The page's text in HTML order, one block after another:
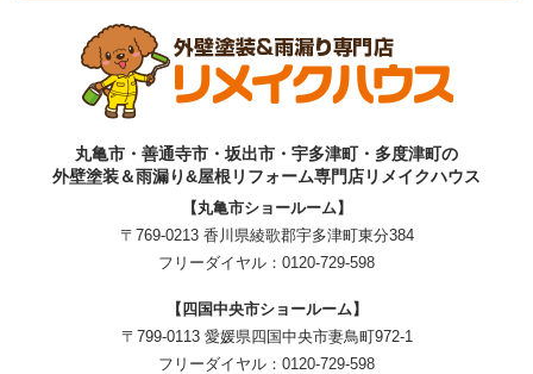
丸亀市・善通寺市・坂出市・宇多津町・多度津町の
外壁塗装＆雨漏り&屋根リフォーム専門店リメイクハウス
【丸亀市ショールーム】
〒769-0213 香川県綾歌郡宇多津町東分384
フリーダイヤル： 0120-729-598
【四国中央市ショールーム】
〒799-0113 愛媛県四国中央市妻鳥町972-1
フリーダイヤル： 0120-729-598